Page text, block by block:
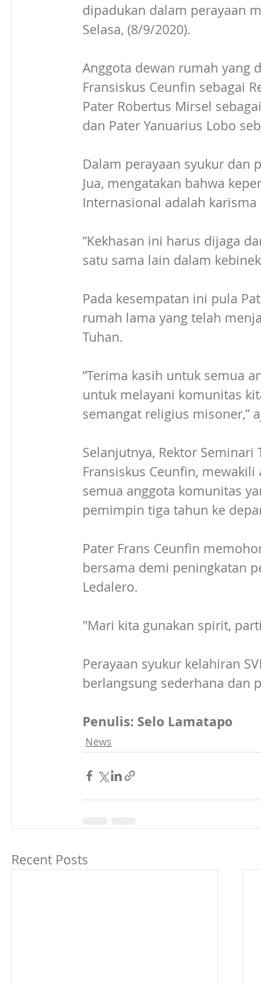
dipadukan dalam perayaan
Selasa, (8/9/2020).
Anggota dewan rumah yang
Fransiskus Ceunfin sebagai
Pater Robertus Mirsel
dan Pater Yanuarius Lobo
Dalam perayaan syukur dan
Jua, mengatakan bahwa
Internasional adalah karisma
“Kekhasan ini harus dijaga
satu sama lain dalam
Pada kesempatan ini pula
rumah lama yang telah
Tuhan.
“Terima kasih untuk semua
untuk melayani komunitas
semangat religius misoner,”
Selanjutnya, Rektor Seminari
Fransiskus Ceunfin,
semua anggota komunitas
pemimpin tiga tahun ke
Pater Frans Ceunfin
bersama demi peningkatan
Ledalero.
"Mari kita gunakan spirit,
Perayaan syukur kelahiran
berlangsung sederhana dan
Penulis: Selo Lamatapo
News
Recent Posts